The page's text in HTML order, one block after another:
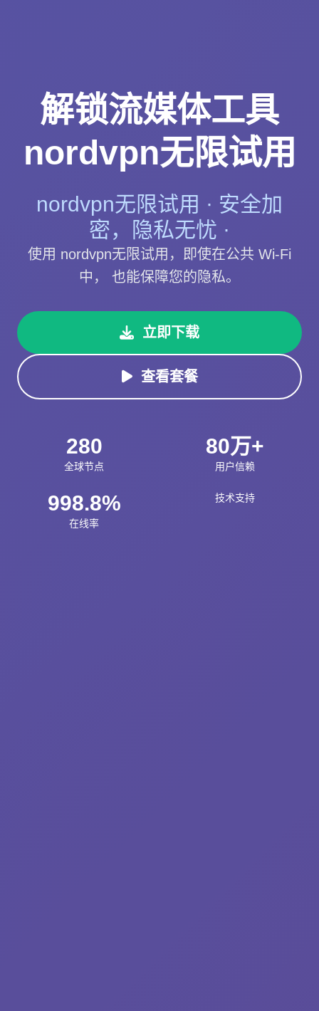
解锁流媒体工具
nordvpn无限试用
nordvpn无限试用 · 安全加
密，隐私无忧 ·
使用 nordvpn无限试用，即使在公共 Wi-Fi
中， 也能保障您的隐私。
立即下载
查看套餐
280
全球节点
80万+
用户信赖
998.8%
在线率
技术支持